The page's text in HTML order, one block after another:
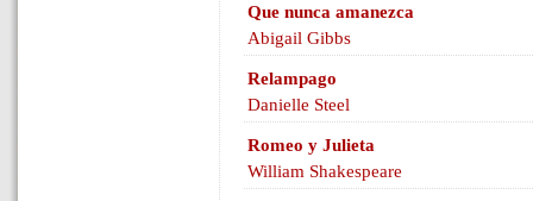
Que nunca amanezca
Abigail Gibbs
Relampago
Danielle Steel
Romeo y Julieta
William Shakespeare